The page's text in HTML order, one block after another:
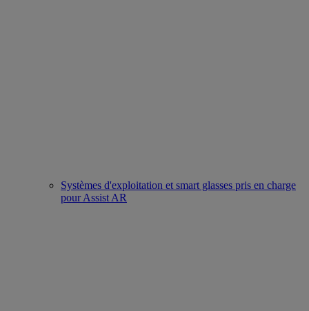
Systèmes d'exploitation et smart glasses pris en charge
pour Assist AR